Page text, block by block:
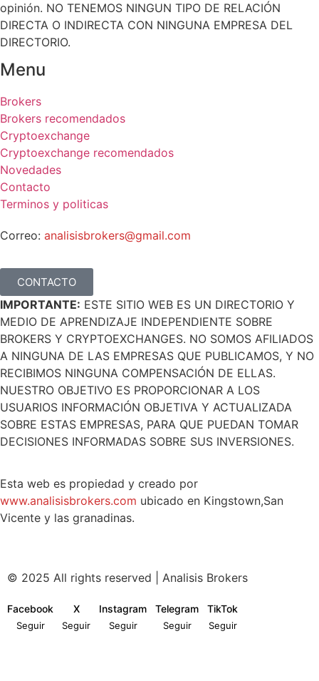
opinión. NO TENEMOS NINGUN TIPO DE RELACIÓN
DIRECTA O INDIRECTA CON NINGUNA EMPRESA DEL
DIRECTORIO.
Menu
Brokers
Brokers recomendados
Cryptoexchange
Cryptoexchange recomendados
Novedades
Contacto
Terminos y politicas
Correo: analisisbrokers@gmail.com
CONTACTO
IMPORTANTE: ESTE SITIO WEB ES UN DIRECTORIO Y
MEDIO DE APRENDIZAJE INDEPENDIENTE SOBRE
BROKERS Y CRYPTOEXCHANGES. NO SOMOS AFILIADOS
A NINGUNA DE LAS EMPRESAS QUE PUBLICAMOS, Y NO
RECIBIMOS NINGUNA COMPENSACIÓN DE ELLAS.
NUESTRO OBJETIVO ES PROPORCIONAR A LOS
USUARIOS INFORMACIÓN OBJETIVA Y ACTUALIZADA
SOBRE ESTAS EMPRESAS, PARA QUE PUEDAN TOMAR
DECISIONES INFORMADAS SOBRE SUS INVERSIONES.
Esta web es propiedad y creado por
www.analisisbrokers.com ubicado en Kingstown,San
Vicente y las granadinas.
© 2025 All rights reserved | Analisis Brokers
Facebook
Seguir
X
Seguir
Instagram
Seguir
Telegram
Seguir
TikTok
Seguir